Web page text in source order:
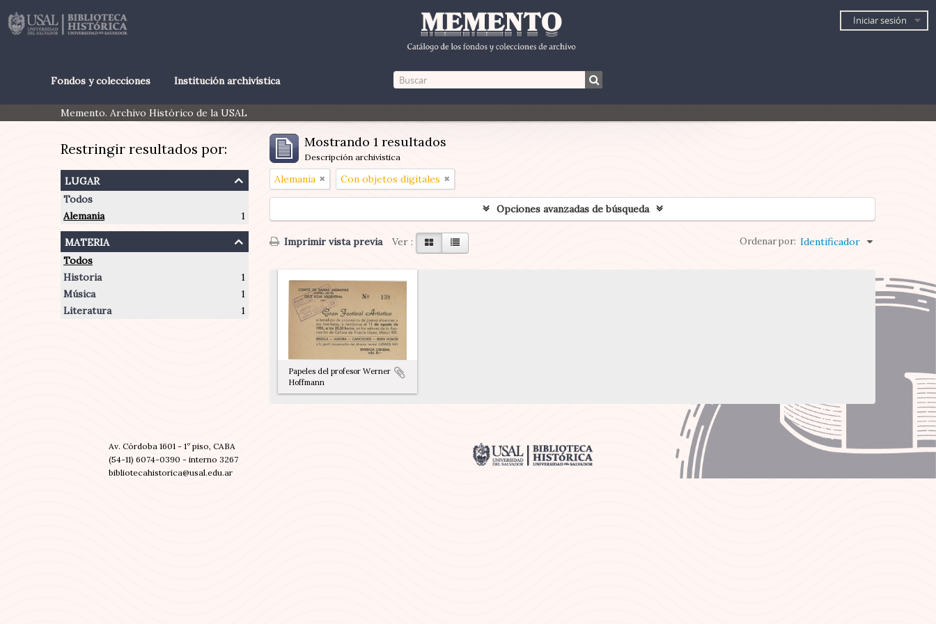
Iniciar sesión
Fondos y colecciones Institución archivística
Memento. Archivo Histórico de la USAL
Restringir resultados por:
lugar
Todos
Alemania
1
materia
Todos
Historia
1
Música
1
Literatura
1
Mostrando 1 resultados
Descripción archivística
Alemania Con objetos digitales
Opciones avanzadas de búsqueda
Imprimir vista previa Ver : Ordenar por: Identificador
Papeles del profesor Werner
Hoffmann
Av. Córdoba 1601 - 1º piso, CABA
(54-11) 6074-0390 - interno 3267
bibliotecahistorica@usal.edu.ar